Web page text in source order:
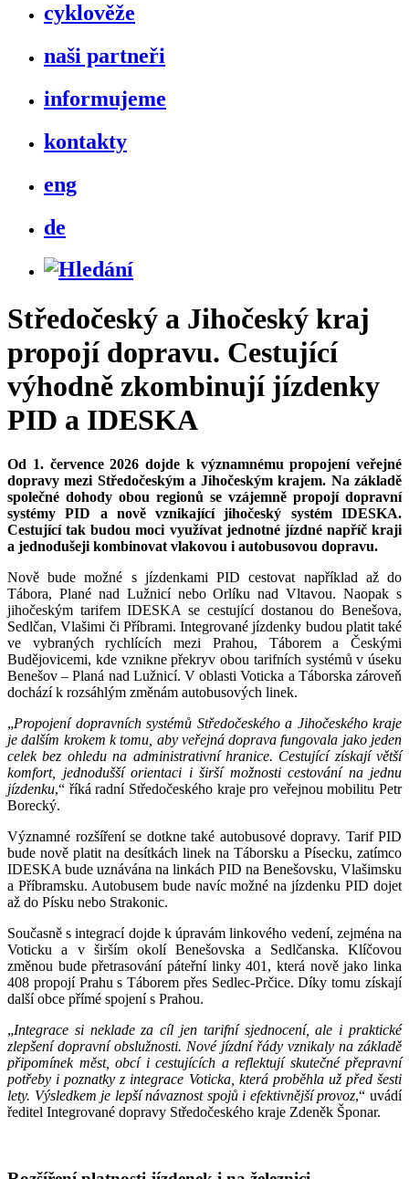
cyklověže
naši partneři
informujeme
kontakty
eng
de
Středočeský a Jihočeský kraj
propojí dopravu. Cestující
výhodně zkombinují jízdenky
PID a IDESKA
Od 1. července 2026 dojde k významnému propojení veřejné
dopravy mezi Středočeským a Jihočeským krajem. Na základě
společné dohody obou regionů se vzájemně propojí dopravní
systémy PID a nově vznikající jihočeský systém IDESKA.
Cestující tak budou moci využívat jednotné jízdné napříč kraji
a jednodušeji kombinovat vlakovou i autobusovou dopravu.
Nově bude možné s jízdenkami PID cestovat například až do
Tábora, Plané nad Lužnicí nebo Orlíku nad Vltavou. Naopak s
jihočeským tarifem IDESKA se cestující dostanou do Benešova,
Sedlčan, Vlašimi či Příbrami. Integrované jízdenky budou platit také
ve vybraných rychlících mezi Prahou, Táborem a Českými
Budějovicemi, kde vznikne překryv obou tarifních systémů v úseku
Benešov – Planá nad Lužnicí. V oblasti Voticka a Táborska zároveň
dochází k rozsáhlým změnám autobusových linek.
„Propojení dopravních systémů Středočeského a Jihočeského kraje
je dalším krokem k tomu, aby veřejná doprava fungovala jako jeden
celek bez ohledu na administrativní hranice. Cestující získají větší
komfort, jednodušší orientaci i širší možnosti cestování na jednu
jízdenku,“ říká radní Středočeského kraje pro veřejnou mobilitu Petr
Borecký.
Významné rozšíření se dotkne také autobusové dopravy. Tarif PID
bude nově platit na desítkách linek na Táborsku a Písecku, zatímco
IDESKA bude uznávána na linkách PID na Benešovsku, Vlašimsku
a Příbramsku. Autobusem bude navíc možné na jízdenku PID dojet
až do Písku nebo Strakonic.
Současně s integrací dojde k úpravám linkového vedení, zejména na
Voticku a v širším okolí Benešovska a Sedlčanska. Klíčovou
změnou bude přetrasování páteřní linky 401, která nově jako linka
408 propojí Prahu s Táborem přes Sedlec-Prčice. Díky tomu získají
další obce přímé spojení s Prahou.
„Integrace si neklade za cíl jen tarifní sjednocení, ale i praktické
zlepšení dopravní obslužnosti. Nové jízdní řády vznikaly na základě
připomínek měst, obcí i cestujících a reflektují skutečné přepravní
potřeby i poznatky z integrace Voticka, která proběhla už před šesti
lety. Výsledkem je lepší návaznost spojů i efektivnější provoz,“ uvádí
ředitel Integrované dopravy Středočeského kraje Zdeněk Šponar.